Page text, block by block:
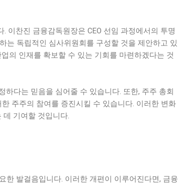
이찬진 금융감독원장은 CEO 선임 과정에서의 투명
는 독립적인 심사위원회를 구성할 것을 제안하고 있
의 인재를 확보할 수 있는 기회를 마련하겠다는 것
하다는 믿음을 심어줄 수 있습니다. 또한, 주주 총회
주주의 참여를 증진시킬 수 있습니다. 이러한 변화
데 기여할 것입니다.
한 발걸음입니다. 이러한 개편이 이루어진다면, 금융